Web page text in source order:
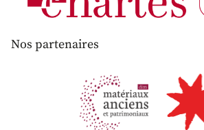
Nos partenaires